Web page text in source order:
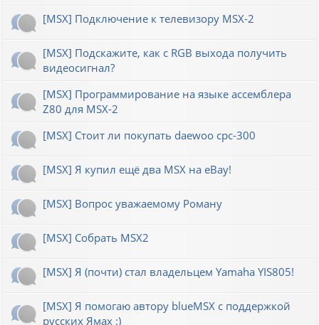
[MSX] Подключение к телевизору MSX-2
[MSX] Подскажите, как с RGB выхода получить
видеосигнал?
[MSX] Программирование на языке ассемблера
Z80 для MSX-2
[MSX] Стоит ли покупать daewoo cpc-300
[MSX] Я купил ещё два MSX на eBay!
[MSX] Вопрос уважаемому Роману
[MSX] Собрать MSX2
[MSX] Я (почти) стал владельцем Yamaha YIS805!
[MSX] Я помогаю автору blueMSX с поддержкой
русских Ямах :)